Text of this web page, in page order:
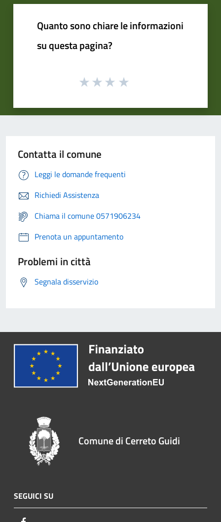
Quanto sono chiare le informazioni
su questa pagina?
Contatta il comune
Leggi le domande frequenti
Richiedi Assistenza
Chiama il comune 0571906234
Prenota un appuntamento
Problemi in città
Segnala disservizio
Comune di Cerreto Guidi
SEGUICI SU